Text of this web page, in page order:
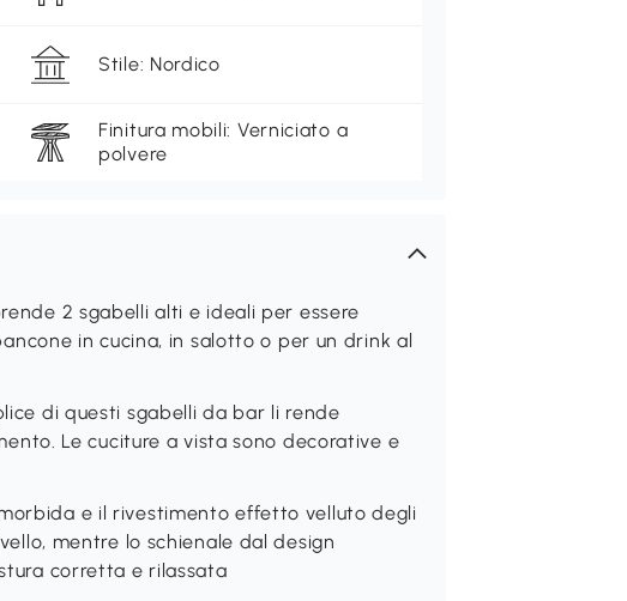
Stile: Nordico
Finitura mobili: Verniciato a
polvere
2 sgabelli alti e ideali per essere
in cucina, in salotto o per un drink al
di questi sgabelli da bar li rende
Le cuciture a vista sono decorative e
morbida e il rivestimento effetto velluto degli
mentre lo schienale dal design
corretta e rilassata